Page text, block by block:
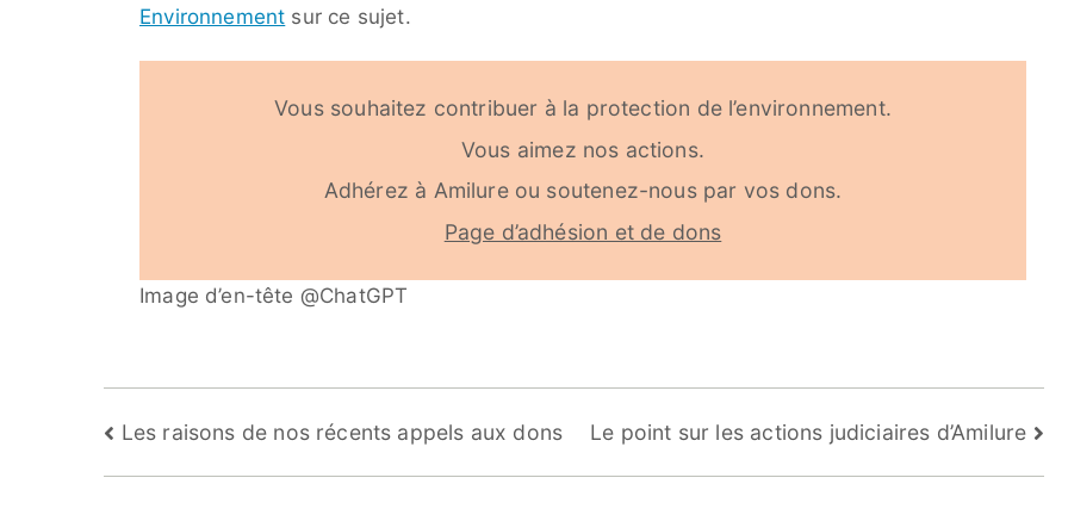
Environnement sur ce sujet.
Vous souhaitez contribuer à la protection de l’environnement.
Vous aimez nos actions.
Adhérez à Amilure ou soutenez-nous par vos dons.
Page d’adhésion et de dons
Image d’en-tête @ChatGPT
Navigation
de
Les raisons de nos récents appels aux dons Le point sur les actions judiciaires d’Amilure